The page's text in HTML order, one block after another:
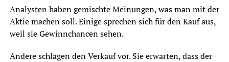
Analysten haben gemischte Meinungen, was man mit der
Aktie machen soll. Einige sprechen sich für den Kauf aus,
weil sie Gewinnchancen sehen.
Andere schlagen den Verkauf vor. Sie erwarten, dass der